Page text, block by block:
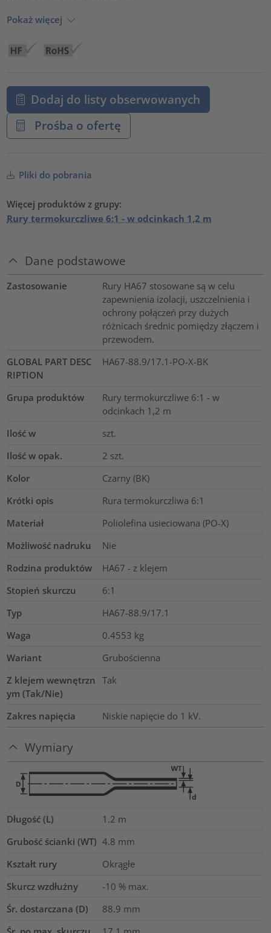
Pokaż więcej
Dodaj do listy obserwowanych
Prośba o ofertę
Pliki do pobrania
Więcej produktów z grupy:
Rury termokurczliwe 6:1 - w odcinkach 1,2 m
Dane podstawowe
Zastosowanie
Rury HA67 stosowane są w celu
zapewnienia izolacji, uszczelnienia i
ochrony połączeń przy dużych
różnicach średnic pomiędzy złączem i
przewodem.
GLOBAL PART DESC
RIPTION
HA67-88.9/17.1-PO-X-BK
Grupa produktów
Rury termokurczliwe 6:1 - w
odcinkach 1,2 m
Ilość w
szt.
Ilość w opak.
2 szt.
Kolor
Czarny (BK)
Krótki opis
Rura termokurczliwa 6:1
Materiał
Poliolefina usieciowana (PO-X)
Możliwość nadruku
Nie
Rodzina produktów
HA67 - z klejem
Stopień skurczu
6:1
Typ
HA67-88.9/17.1
Waga
0.4553 kg
Wariant
Grubościenna
Z klejem wewnętrzn
ym (Tak/Nie)
Tak
Zakres napięcia Niskie napięcie do 1 kV.
Wymiary
Długość (L) 1.2 m
Grubość ścianki (WT) 4.8 mm
Kształt rury
Okrągłe
Skurcz wzdłużny
-10 % max.
Śr. dostarczana (D)
88.9 mm